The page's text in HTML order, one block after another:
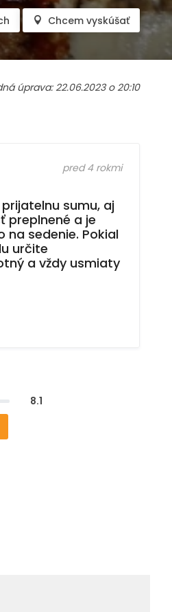
Chcem vyskúšať
úprava: 22.06.2023 o 20:10
pred 4 rokmi
sumu, aj
preplnené a je
sedenie. Pokial
určite
a vždy usmiaty
8.1